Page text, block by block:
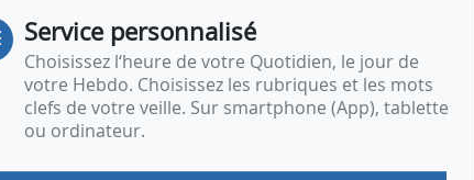
Service personnalisé
Choisissez l‘heure de votre Quotidien, le jour de
votre Hebdo. Choisissez les rubriques et les mots
clefs de votre veille. Sur smartphone (App), tablette
ou ordinateur.